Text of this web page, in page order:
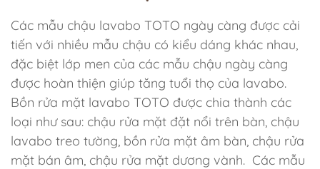
Các mẫu chậu lavabo TOTO ngày càng được cải
tiến với nhiều mẫu chậu có kiểu dáng khác nhau,
đặc biệt lớp men của các mẫu chậu ngày càng
được hoàn thiện giúp tăng tuổi thọ của lavabo.
Bồn rửa mặt lavabo TOTO được chia thành các
loại như sau: chậu rửa mặt đặt nổi trên bàn, chậu
lavabo treo tường, bồn rửa mặt âm bàn, chậu rửa
mặt bán âm, chậu rửa mặt dương vành. Các mẫu